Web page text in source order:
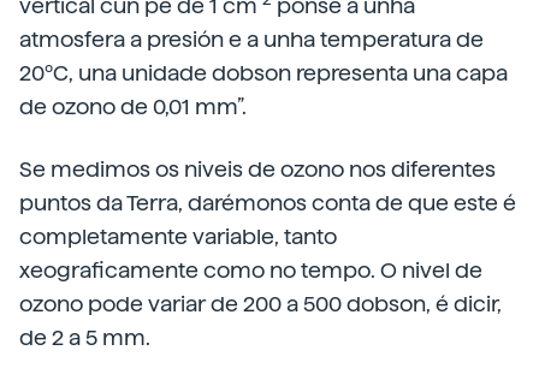
vertical cun pé de 1 cm
ponse a unha
atmosfera a presión e a unha temperatura de
20ºC, una unidade dobson representa una capa
de ozono de 0,01 mm”.
Se medimos os niveis de ozono nos diferentes
puntos da Terra, darémonos conta de que este é
completamente variable, tanto
xeograficamente como no tempo. O nivel de
ozono pode variar de 200 a 500 dobson, é dicir,
de 2 a 5 mm.